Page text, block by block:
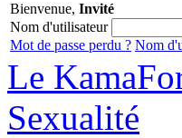
Bienvenue, Invité
Nom d'utilisateur
Mot de passe perdu ? Nom
Le
Sexualité